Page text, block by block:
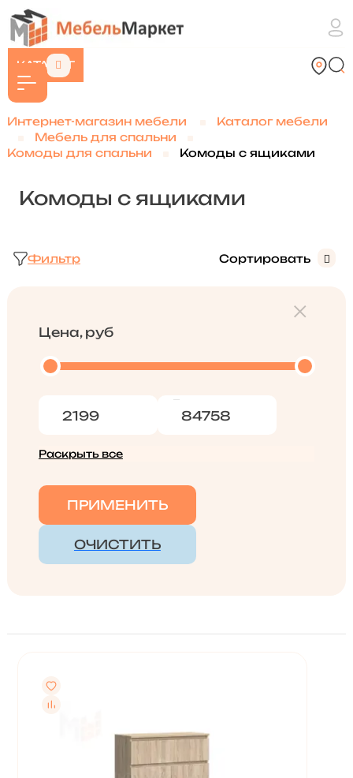
КАТАЛОГ
Интернет-магазин мебели
Каталог мебели
Мебель для спальни
Комоды для спальни
Комоды с ящиками
Комоды с ящиками
Фильтр Сортировать
Цена, руб
Раскрыть все
ПРИМЕНИТЬ
ОЧИСТИТЬ